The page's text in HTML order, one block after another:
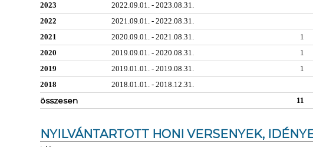
2023
2022.09.01. - 2023.08.31.
2022
2021.09.01. - 2022.08.31.
2021
2020.09.01. - 2021.08.31. 1
2020
2019.09.01. - 2020.08.31. 1
2019
2019.01.01. - 2019.08.31. 1
2018
2018.01.01. - 2018.12.31.
összesen 11
NYILVÁNTARTOTT HONI VERSENYEK,